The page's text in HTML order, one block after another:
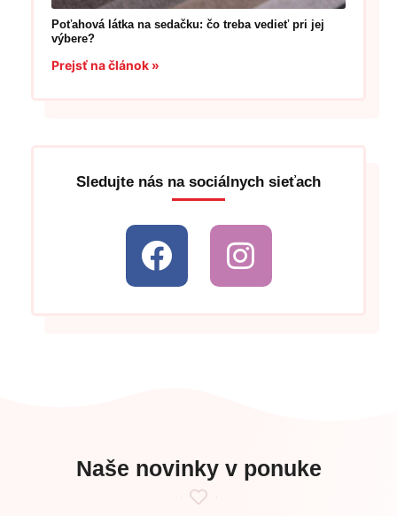
Poťahová látka na sedačku: čo treba vedieť pri jej
výbere?
Prejsť na článok »
Sledujte nás na sociálnych sieťach
Naše novinky v ponuke